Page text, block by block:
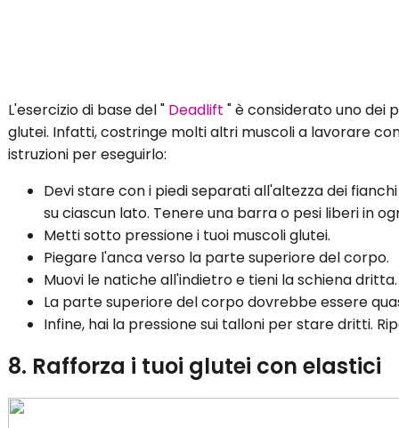
L'esercizio di base del " Deadlift " è considerato uno dei
glutei. Infatti, costringe molti altri muscoli a lavorare
istruzioni per eseguirlo:
Devi stare con i piedi separati all'altezza dei
su ciascun lato. Tenere una barra o pesi liberi in
Metti sotto pressione i tuoi muscoli glutei.
Piegare l'anca verso la parte superiore del corpo.
Muovi le natiche all'indietro e tieni la schiena dritta.
La parte superiore del corpo dovrebbe essere
Infine, hai la pressione sui talloni per stare dritti.
8. Rafforza i tuoi glutei con elastici